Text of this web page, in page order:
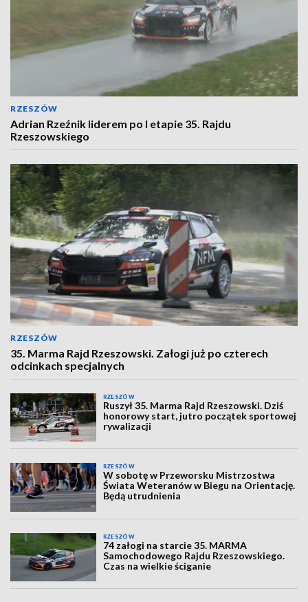
RZESZÓW
Adrian Rzeźnik liderem po I etapie 35. Rajdu
Rzeszowskiego
RZESZÓW
35. Marma Rajd Rzeszowski. Załogi już po czterech
odcinkach specjalnych
RZESZÓW
Ruszył 35. Marma Rajd Rzeszowski. Dziś
honorowy start, jutro początek sportowej
rywalizacji
RZESZÓW
W sobotę w Przeworsku Mistrzostwa
Świata Weteranów w Biegu na Orientację.
Będą utrudnienia
RZESZÓW
74 załogi na starcie 35. MARMA
Samochodowego Rajdu Rzeszowskiego.
Czas na wielkie ściganie